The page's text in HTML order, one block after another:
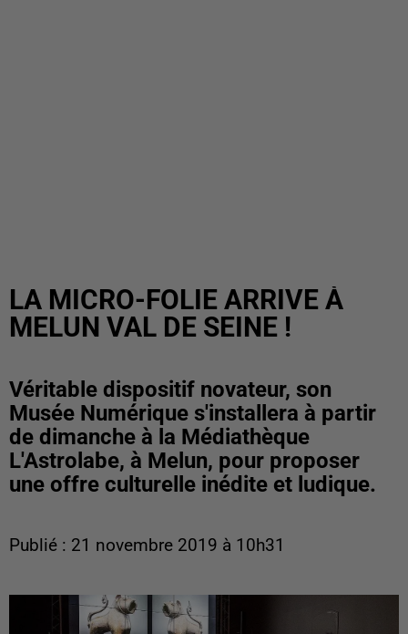
LA MICRO-FOLIE ARRIVE À
MELUN VAL DE SEINE !
Véritable dispositif novateur, son
Musée Numérique s'installera à partir
de dimanche à la Médiathèque
L'Astrolabe, à Melun, pour proposer
une offre culturelle inédite et ludique.
Publié : 21 novembre 2019 à 10h31